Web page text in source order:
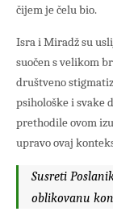
čijem je čelu bio.
Isra i Miradž su
suočen s velikom
društveno
psihološke i svake
prethodile ovom
upravo ovaj
Susreti
oblikovanu